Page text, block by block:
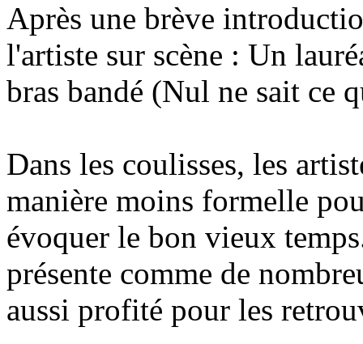
Après une brève
l'artiste sur scène : Un
bras bandé (Nul ne sait ce
Dans les coulisses, les
manière moins formelle
évoquer le bon vieux
présente comme de
aussi profité pour les